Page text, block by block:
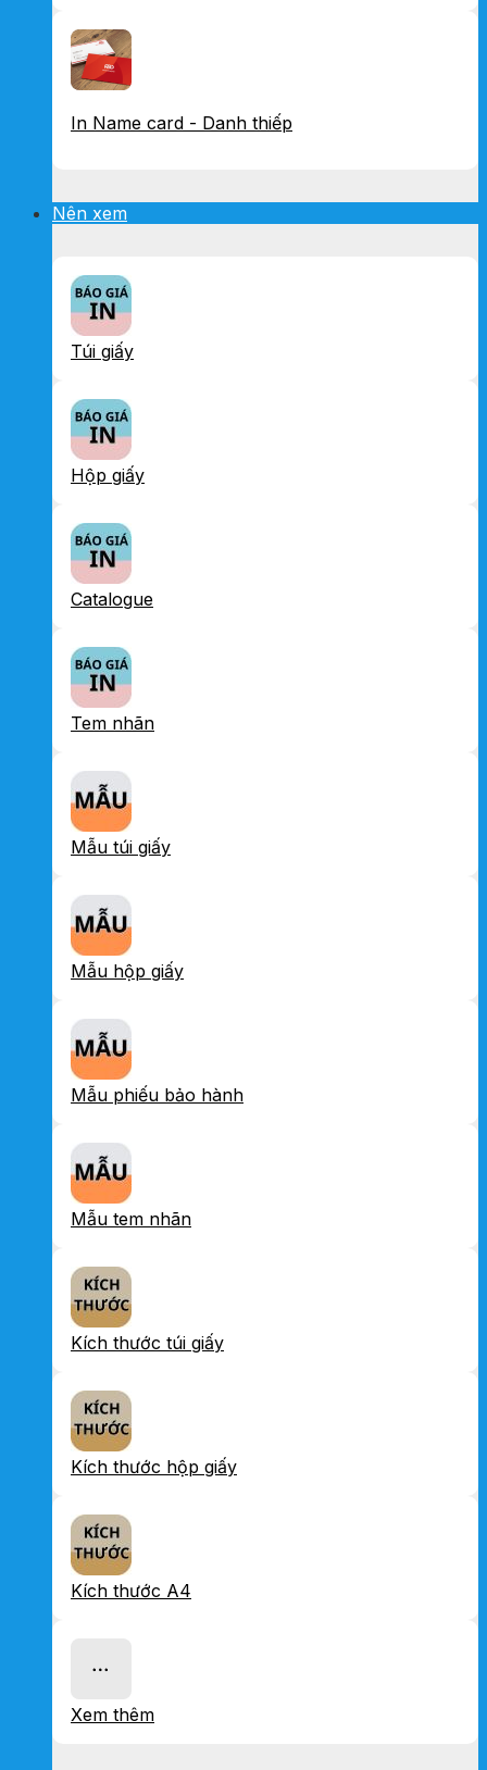
In Name card - Danh thiếp
Nên xem
Túi giấy
Hộp giấy
Catalogue
Tem nhãn
Mẫu túi giấy
Mẫu hộp giấy
Mẫu phiếu bảo hành
Mẫu tem nhãn
Kích thước túi giấy
Kích thước hộp giấy
Kích thước A4
Xem thêm